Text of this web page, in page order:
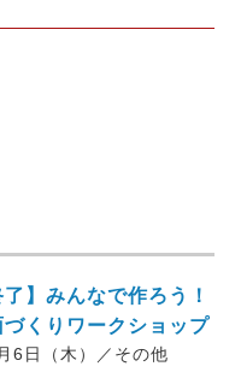
了】みんなで作ろう！
くりワークショップ
6日（木）／その他